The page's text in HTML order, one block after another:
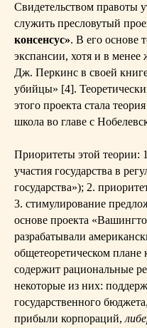
Свидетельством правоты
служить пресловутый
консенсус». В его основе
экспансии, хотя и в
Дж. Перкинс в своей
убийцы» [4].
этого проекта стала
школа во главе с
Приоритеты этой теории:
участия государства в
государства»); 2.
3. стимулирование
основе проекта
разрабатывали
общетеоретическом плане
содержит рациональные
некоторые из них:
государственного
прибыли корпораций,